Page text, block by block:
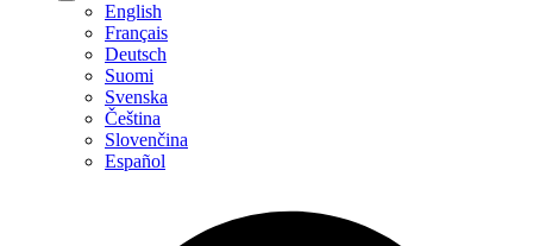
English
Français
Deutsch
Suomi
Svenska
Čeština
Slovenčina
Español